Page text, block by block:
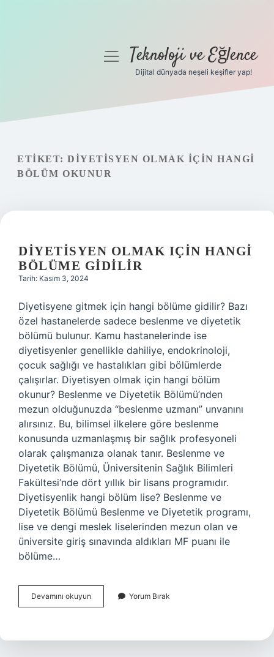
Gizlilik Politikası
Hakkımızda
menüyüTeknoloji ve Eğlence
Dijital dünyada neşeli keşifler yap!
ETIKET: DIYETISYEN OLMAK IÇIN HANGI
BÖLÜM OKUNUR
DIYETISYEN OLMAK IÇIN HANGI
BÖLÜME GIDILIR
Tarih: Kasım 3, 2024
Diyetisyene gitmek için hangi bölüme gidilir? Bazı
özel hastanelerde sadece beslenme ve diyetetik
bölümü bulunur. Kamu hastanelerinde ise
diyetisyenler genellikle dahiliye, endokrinoloji,
çocuk sağlığı ve hastalıkları gibi bölümlerde
çalışırlar. Diyetisyen olmak için hangi bölüm
okunur? Beslenme ve Diyetetik Bölümü’nden
mezun olduğunuzda “beslenme uzmanı” unvanını
alırsınız. Bu, bilimsel ilkelere göre beslenme
konusunda uzmanlaşmış bir sağlık profesyoneli
olarak çalışmanıza olanak tanır. Beslenme ve
Diyetetik Bölümü, Üniversitenin Sağlık Bilimleri
Fakültesi’nde dört yıllık bir lisans programıdır.
Diyetisyenlik hangi bölüm lise? Beslenme ve
Diyetetik Bölümü Beslenme ve Diyetetik programı,
lise ve dengi meslek liselerinden mezun olan ve
üniversite giriş sınavında aldıkları MF puanı ile
bölüme…
Devamını okuyun Diyetisyen
Olmak
Bölüme
Yorum Bırak